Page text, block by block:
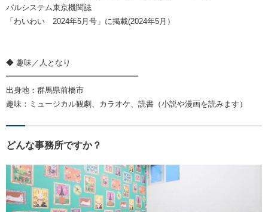
パルシステム東京機関誌
「わいわい 2024年5月号」に掲載(2024年5月）
◆ 趣味／人となり
━━━━━━━━━━━━━━━━━
出身地：群馬県前橋市
趣味：ミュージカル観劇、カラオケ、読書（小説や漫画を読みます）
どんな事務所ですか？